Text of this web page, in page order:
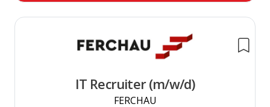
IT Recruiter (m/w/d)
FERCHAU